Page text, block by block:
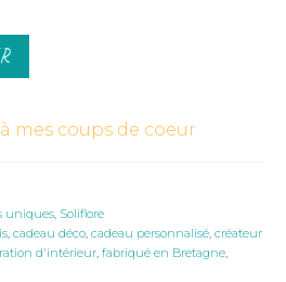
mes coups de coeur
uniques, Soliflore
, cadeau déco, cadeau personnalisé, créateur
d'intérieur, fabriqué en Bretagne,